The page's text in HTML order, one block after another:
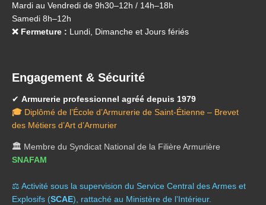
Mardi au Vendredi de 9h30–12h / 14h–18h
Samedi 8h–12h
❌ Fermeture : Lundi, Dimanche et Jours fériés
Engagement & Sécurité
✔ Armurerie professionnel agréé depuis 1979
🎓 Diplômé de l’École d’Armurerie de Saint-Étienne – Brevet
des Métiers d’Art d’Armurier
🏛️ Membre du Syndicat National de la Filière Armurière
SNAFAM
⚖️ Activité sous la supervision du Service Central des Armes et
Explosifs (SCAE), rattaché au Ministère de l’Intérieur.